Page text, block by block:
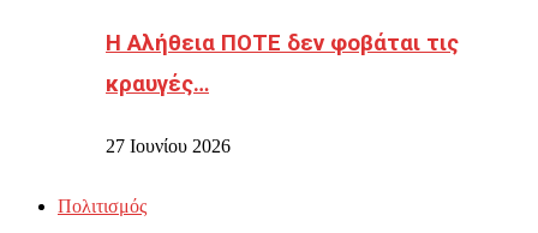
Η Αλήθεια ΠΟΤΕ δεν φοβάται τις
κραυγές…
27 Ιουνίου 2026
Πολιτισμός